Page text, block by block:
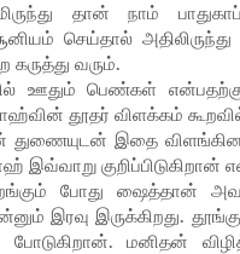
தான் நாம்
செய்தால் அதிலிருந்து
வரும்.
ஊதும் பெண்கள்
தூதர் விளக்கம்
துணையுடன் இதை
இவ்வாறு குறிப்பிடுகிறான்
போது ஷைத்தான்
இரவு இருக்கிறது.
போடுகிறான். மனிதன்